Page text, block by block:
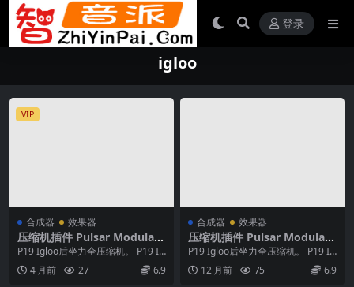
登录
igloo
VIP
合成器 效果器
压缩机插件 Pulsar Modular
P19 Igloo v1.1.7 Mac
P19 Igloo后坐力全压缩机。 P19 IG
LOO受到大自然最具标志性庇护
所...4 月前 27 6.9
合成器 效果器
压缩机插件 Pulsar Modular
P19 Igloo v1.0.0 U2B Mac
[MORIA]
P19 Igloo后坐力全压缩机。 P19 IG
LOO受到大自然最具标志性庇护
所...12 月前 75 6.9